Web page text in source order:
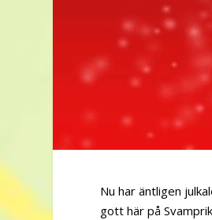
Nu har äntligen
gott här på